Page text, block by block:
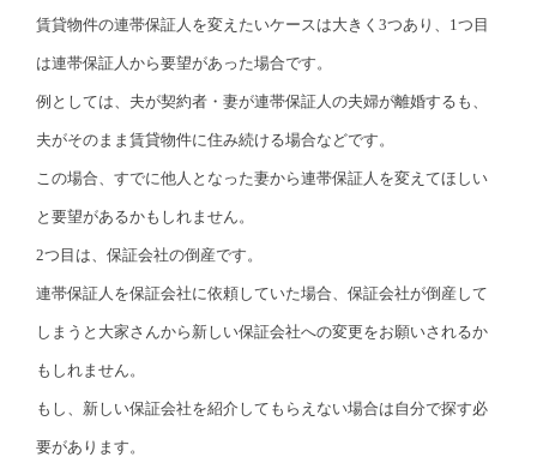
賃貸物件の連帯保証人を変えたいケースは大きく3つあり、1つ目
は連帯保証人から要望があった場合です。
例としては、夫が契約者・妻が連帯保証人の夫婦が離婚するも、
夫がそのまま賃貸物件に住み続ける場合などです。
この場合、すでに他人となった妻から連帯保証人を変えてほしい
と要望があるかもしれません。
2つ目は、保証会社の倒産です。
連帯保証人を保証会社に依頼していた場合、保証会社が倒産して
しまうと大家さんから新しい保証会社への変更をお願いされるか
もしれません。
もし、新しい保証会社を紹介してもらえない場合は自分で探す必
要があります。